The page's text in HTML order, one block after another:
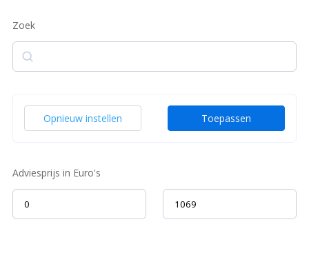
Zoek
Zoek
Toepassen
Opnieuw instellen
Adviesprijs in Euro's